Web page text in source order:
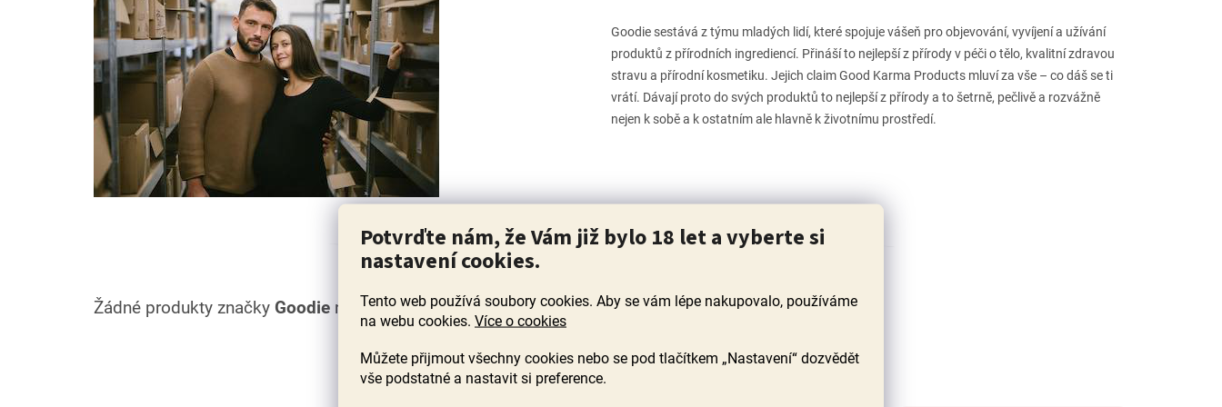
Potvrďte nám, že Vám již bylo 18 let a vyberte si
nastavení cookies.
Tento web používá soubory cookies. Aby se vám lépe nakupovalo, používáme
na webu cookies. Více o cookies
Můžete přijmout všechny cookies nebo se pod tlačítkem „Nastavení“ dozvědět
vše podstatné a nastavit si preference.
Goodie sestává z týmu mladých lidí, které spojuje vášeň pro objevování, vyvíjení a užívání
produktů z přírodních ingrediencí. Přináší to nejlepší z přírody v péči o tělo, kvalitní zdravou
stravu a přírodní kosmetiku. Jejich claim Good Karma Products mluví za vše – co dáš se ti
vrátí. Dávají proto do svých produktů to nejlepší z přírody a to šetrně, pečlivě a rozvážně
nejen k sobě a k ostatním ale hlavně k životnímu prostředí.
Žádné produkty značky Goodie nebyly nalezeny...